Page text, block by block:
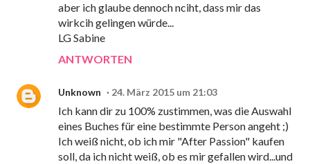
aber ich glaube dennoch nciht, dass mir das
wirkcih gelingen würde...
LG Sabine
ANTWORTEN
Unknown 24. März 2015 um 21:03
Ich kann dir zu 100% zustimmen, was die Auswahl
eines Buches für eine bestimmte Person angeht ;)
Ich weiß nicht, ob ich mir "After Passion" kaufen
soll, da ich nicht weiß, ob es mir gefallen wird...und